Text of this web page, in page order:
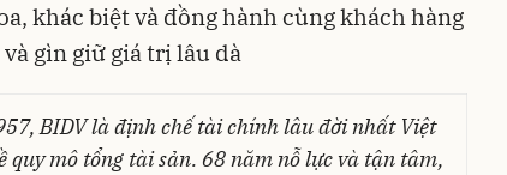
khác biệt và đồng hành cùng khách hàng
gìn giữ giá trị lâu dà
BIDV là định chế tài chính lâu đời nhất Việt
quy mô tổng tài sản. 68 năm nỗ lực và tận tâm,